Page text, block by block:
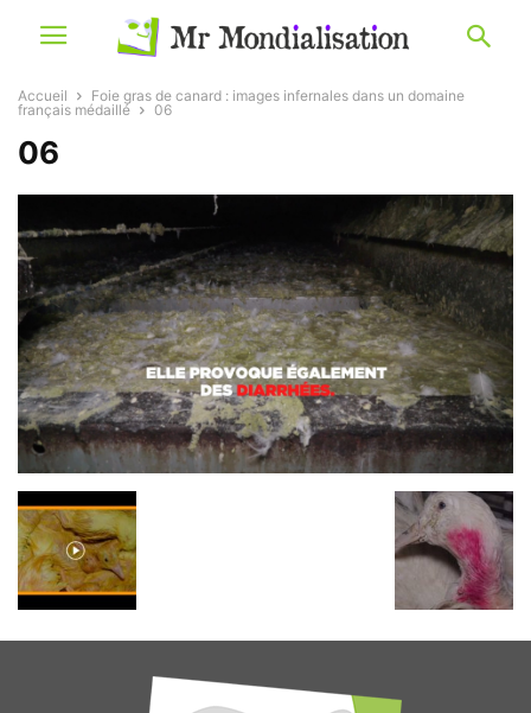
Accueil
Foie gras de canard : images infernales dans un domaine
français médaillé
06
06